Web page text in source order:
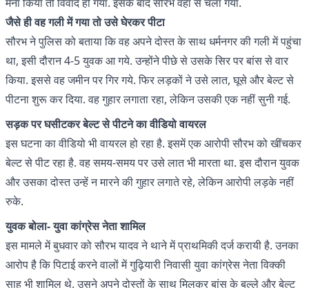
जैसे ही वह गली में गया तो उसे घेरकर पीटा
सौरभ ने पुलिस को बताया कि वह अपने दोस्त के साथ धर्मनगर की गली में पहुंचा
था, इसी दौरान 4-5 युवक आ गये. उन्होंने पीछे से उसके सिर पर बांस से वार
किया. इससे वह जमीन पर गिर गये. फिर लड़कों ने उसे लात, घूसे और बेल्ट से
पीटना शुरू कर दिया. वह गुहार लगाता रहा, लेकिन उसकी एक नहीं सुनी गई.
सड़क पर घसीटकर बेल्ट से पीटने का वीडियो वायरल
इस घटना का वीडियो भी वायरल हो रहा है. इसमें एक आरोपी सौरभ को खींचकर
बेल्ट से पीट रहा है. वह समय-समय पर उसे लात भी मारता था. इस दौरान युवक
और उसका दोस्त उन्हें न मारने की गुहार लगाते रहे, लेकिन आरोपी लड़के नहीं
रुके.
युवक बोला- युवा कांग्रेस नेता शामिल
इस मामले में बुधवार को सौरभ यादव ने थाने में प्राथमिकी दर्ज करायी है. उनका
आरोप है कि पिटाई करने वालों में गुढ़ियारी निवासी युवा कांग्रेस नेता विक्की
साहू भी शामिल थे. उसने अपने दोस्तों के साथ मिलकर बांस के बल्ले और बेल्ट